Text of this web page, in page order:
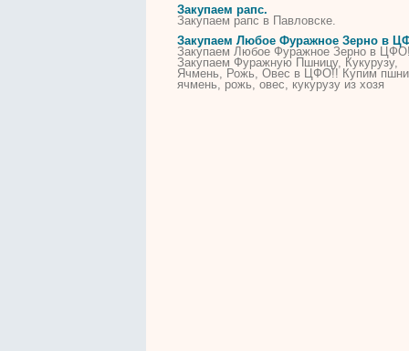
Закупаем рапс.
Закупаем рапс в Павловске.
Закупаем Любое Фуражное Зерно в
Закупаем Любое Фуражное Зерно в
Закупаем Фуражную Пшницу, Кукурузу,
Ячмень, Рожь, Овес в ЦФО!! Купим
ячмень, рожь, овес, кукурузу из хозя